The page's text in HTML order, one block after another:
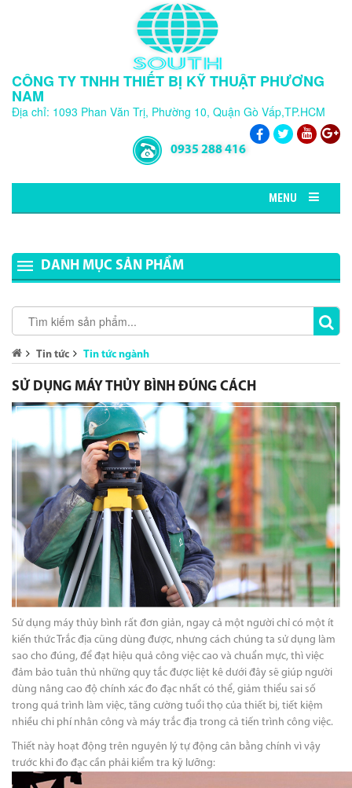
CÔNG TY TNHH THIẾT BỊ KỸ THUẬT PHƯƠNG
NAM
Địa chỉ: 1093 Phan Văn Trị, Phường 10, Quận Gò Vấp,TP.HCM
0935 288 416
MENU
DANH MỤC SẢN PHẨM
Tin tức Tin tức ngành
SỬ DỤNG MÁY THỦY BÌNH ĐÚNG CÁCH
Sử dụng máy thủy bình rất đơn giản, ngay cả một người chỉ có một ít
kiến thức Trắc địa cũng dùng được, nhưng cách chúng ta sử dụng làm
sao cho đúng, để đạt hiệu quả công việc cao và chuẩn mực, thì việc
đảm bảo tuân thủ những quy tắc được liệt kê dưới đây sẽ giúp người
dùng nâng cao độ chính xác đo đạc nhất có thể, giảm thiểu sai số
trong quá trình làm việc, tăng cường tuổi thọ của thiết bị, tiết kiệm
nhiều chi phí nhân công và máy trắc địa trong cả tiến trình công việc.
Thiết này hoạt động trên nguyên lý tự động cân bằng chính vì vậy
trước khi đo đạc cần phải kiểm tra kỹ lưỡng: